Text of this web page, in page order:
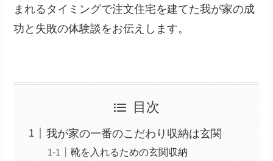
まれるタイミングで注文住宅を建てた我が家の成
功と失敗の体験談をお伝えします。
目次
我が家の一番のこだわり収納は玄関
靴を入れるための玄関収納